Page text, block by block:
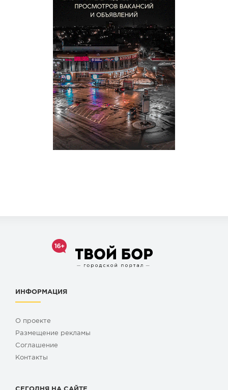
ИНФОРМАЦИЯ
О проекте
Размещение рекламы
Cоглашение
Контакты